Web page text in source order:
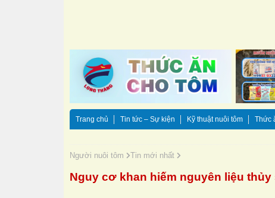
Trang chủ Tin tức – Sự kiện Kỹ thuật nuôi tôm Thức
Người nuôi tôm Tin mới nhất
Nguy cơ khan hiếm nguyên liệu thủy